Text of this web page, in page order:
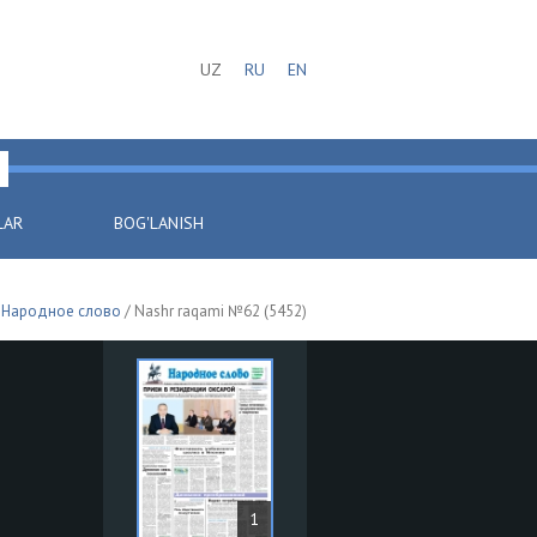
UZ RU EN
BOG'LANISH
Народное слово / Nashr raqami №62 (5452)
1